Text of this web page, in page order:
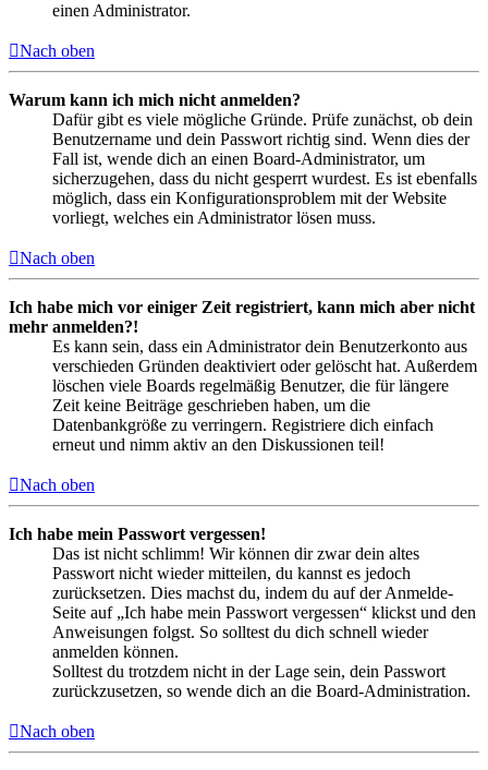
einen Administrator.
Nach oben
Warum kann ich mich nicht anmelden?
Dafür gibt es viele mögliche Gründe. Prüfe zunächst, ob dein
Benutzername und dein Passwort richtig sind. Wenn dies der
Fall ist, wende dich an einen Board-Administrator, um
sicherzugehen, dass du nicht gesperrt wurdest. Es ist ebenfalls
möglich, dass ein Konfigurationsproblem mit der Website
vorliegt, welches ein Administrator lösen muss.
Nach oben
Ich habe mich vor einiger Zeit registriert, kann mich aber nicht
mehr anmelden?!
Es kann sein, dass ein Administrator dein Benutzerkonto aus
verschieden Gründen deaktiviert oder gelöscht hat. Außerdem
löschen viele Boards regelmäßig Benutzer, die für längere
Zeit keine Beiträge geschrieben haben, um die
Datenbankgröße zu verringern. Registriere dich einfach
erneut und nimm aktiv an den Diskussionen teil!
Nach oben
Ich habe mein Passwort vergessen!
Das ist nicht schlimm! Wir können dir zwar dein altes
Passwort nicht wieder mitteilen, du kannst es jedoch
zurücksetzen. Dies machst du, indem du auf der Anmelde-
Seite auf „Ich habe mein Passwort vergessen“ klickst und den
Anweisungen folgst. So solltest du dich schnell wieder
anmelden können.
Solltest du trotzdem nicht in der Lage sein, dein Passwort
zurückzusetzen, so wende dich an die Board-Administration.
Nach oben